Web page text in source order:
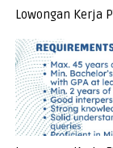
Lowongan Kerja